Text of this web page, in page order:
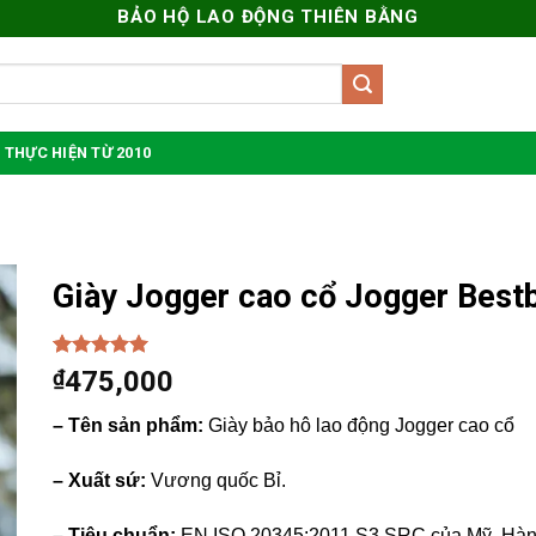
BẢO HỘ LAO ĐỘNG THIÊN BẰNG
THỰC HIỆN TỪ 2010
Giày Jogger cao cổ Jogger
5.00trên 5
dựa trên
2
₫475,000
– Tên sản phẩm: Giày bảo hô lao động Jogger cao cổ
– Xuất sứ: Vương quốc Bỉ.